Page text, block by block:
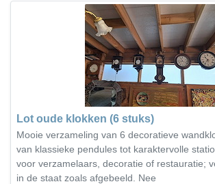
Lot oude klokken (6 stuks)
Mooie verzameling van 6 decoratieve
van klassieke pendules tot karaktervolle
voor verzamelaars, decoratie of restauratie;
in de staat zoals afgebeeld. Nee